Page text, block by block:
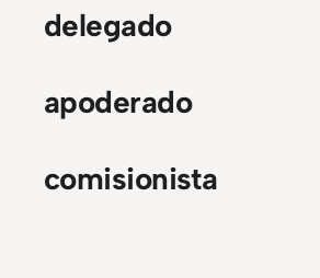
delegado
apoderado
comisionista